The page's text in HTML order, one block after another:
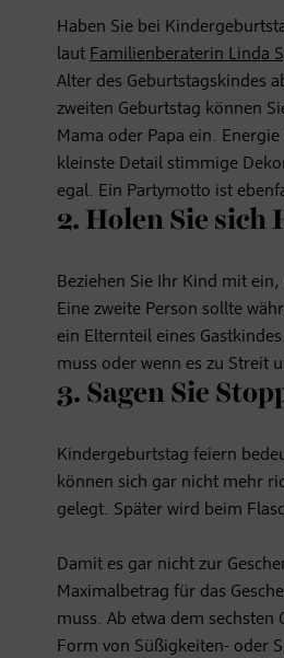
Haben Sie bei
laut Familienberaterin Linda
Alter des Geburtstagskindes
zweiten Geburtstag können
Mama oder Papa ein.
kleinste Detail stimmige
egal. Ein Partymotto ist
2. Holen Sie sich
Beziehen Sie Ihr Kind mit
Eine zweite Person sollte
ein Elternteil eines
muss oder wenn es zu Streit
3. Sagen Sie
Kindergeburtstag feiern
können sich gar nicht mehr
gelegt. Später wird beim
Damit es gar nicht zur
Maximalbetrag für das
muss. Ab etwa dem sechsten
Form von Süßigkeiten- oder